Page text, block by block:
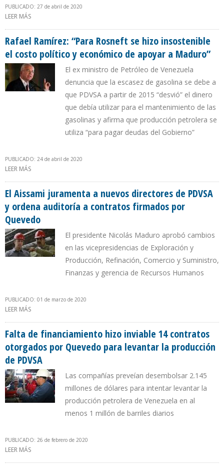
PUBLICADO: 27 de abril de 2020
LEER MÁS
Rafael Ramírez: “Para Rosneft se hizo insostenible
el costo político y económico de apoyar a Maduro”
El ex ministro de Petróleo de Venezuela
denuncia que la escasez de gasolina se debe a
que PDVSA a partir de 2015 “desvió” el dinero
que debía utilizar para el mantenimiento de las
gasolinas y afirma que producción petrolera se
utiliza “para pagar deudas del Gobierno”
PUBLICADO: 24 de abril de 2020
LEER MÁS
El Aissami juramenta a nuevos directores de PDVSA
y ordena auditoría a contratos firmados por
Quevedo
El presidente Nicolás Maduro aprobó cambios
en las vicepresidencias de Exploración y
Producción, Refinación, Comercio y Suministro,
Finanzas y gerencia de Recursos Humanos
PUBLICADO: 01 de marzo de 2020
LEER MÁS
Falta de financiamiento hizo inviable 14 contratos
otorgados por Quevedo para levantar la producción
de PDVSA
Las compañías preveían desembolsar 2.145
millones de dólares para intentar levantar la
producción petrolera de Venezuela en al
menos 1 millón de barriles diarios
PUBLICADO: 26 de febrero de 2020
LEER MÁS